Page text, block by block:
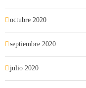
octubre 2020
septiembre 2020
julio 2020